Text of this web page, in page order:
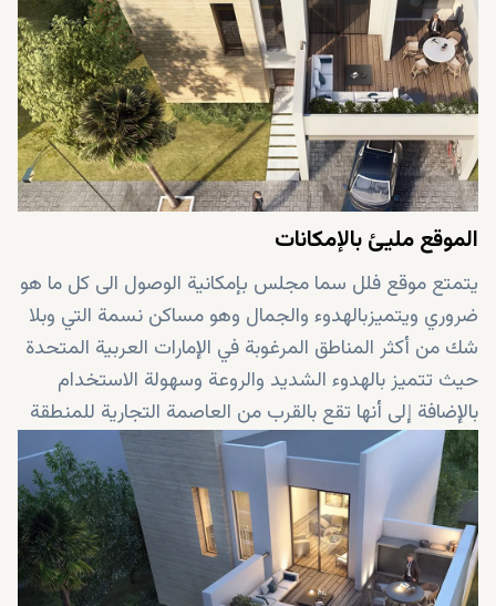
الموقع مليئ بالإمكانات
يتمتع موقع فلل سما مجلس بإمكانية الوصول الى كل ما هو
ضروري ويتميزبالهدوء والجمال وهو مساكن نسمة التي وبلا
شك من أكثر المناطق المرغوبة في الإمارات العربية المتحدة
حيث تتميز بالهدوء الشديد والروعة وسهولة الاستخدام
بالإضافة إلى أنها تقع بالقرب من العاصمة التجارية للمنطقة
"دبي" وهذا يعني أنك ستكون بالقرب من وسائل الراحة
العالمية في دبي والعديد من الفرص التي توفرها.